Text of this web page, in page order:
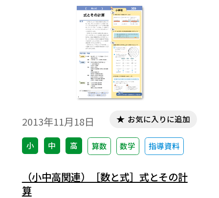
をcrossing multiplicationという)している
数や文字で数学的なこと(計算，等式等)がう
まく処理，あるいは表現できることがあ
る。本稿では，高校数学のなかにある ｢たす
き掛け｣ を探ってみることにする。タイトル
で｢潜む｣としたのは通常は ｢たすき掛け｣ と
しては認知されていないことをそのように
見ることができるといった意味合いからで
ある。※文中の数式は，「Tosho数式エディ
タ」で作成されています。ワード文書で数式
を正しく表示するためには，「Tosho数式エ
ディタ」が導入されていることが必要です。
無償ダウンロードはこちら→無償ダウンロ
ードのご案内
2013年11月18日
小 中 高 算数 数学 指導資料
お気に入りに追加
（小中高関連）［数と式］式とその計
算